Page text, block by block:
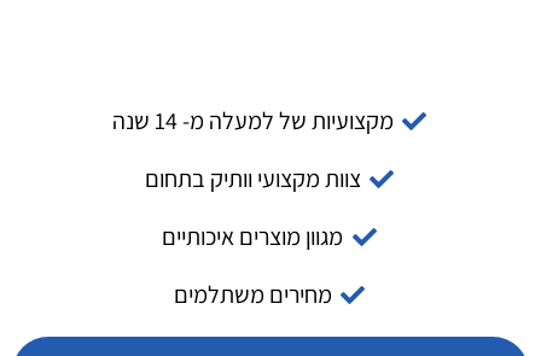
מקצועיות של למעלה מ- 14 שנה
צוות מקצועי וותיק בתחום
מגוון מוצרים איכותיים
מחירים משתלמים